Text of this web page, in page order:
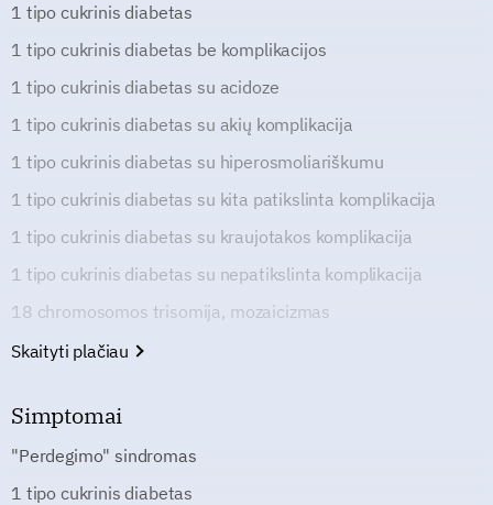
1 tipo cukrinis diabetas
1 tipo cukrinis diabetas be komplikacijos
1 tipo cukrinis diabetas su acidoze
1 tipo cukrinis diabetas su akių komplikacija
1 tipo cukrinis diabetas su hiperosmoliariškumu
1 tipo cukrinis diabetas su kita patikslinta komplikacija
1 tipo cukrinis diabetas su kraujotakos komplikacija
1 tipo cukrinis diabetas su nepatikslinta komplikacija
18 chromosomos trisomija, mozaicizmas
Skaityti plačiau
Simptomai
"Perdegimo" sindromas
1 tipo cukrinis diabetas